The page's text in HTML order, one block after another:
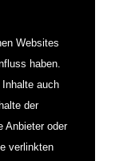
Websites
haben.
auch
der
Anbieter oder
verlinkten